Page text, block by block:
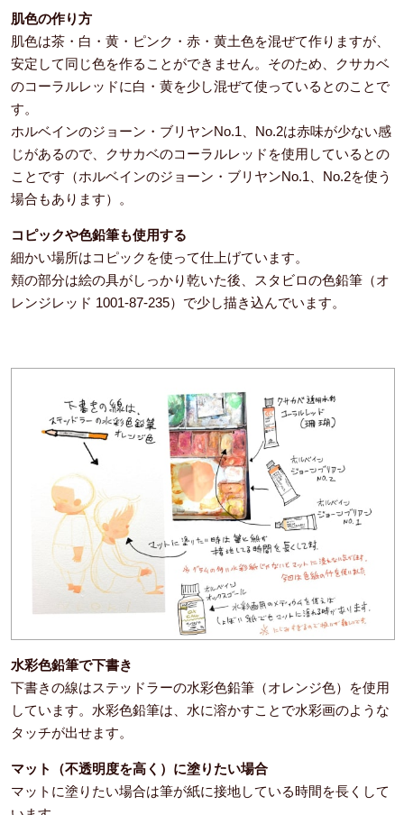
肌色の作り方
肌色は茶・白・黄・ピンク・赤・黄土色を混ぜて作りますが、
安定して同じ色を作ることができません。そのため、クサカベ
のコーラルレッドに白・黄を少し混ぜて使っているとのことで
す。
ホルベインのジョーン・ブリヤンNo.1、No.2は赤味が少ない感
じがあるので、クサカベのコーラルレッドを使用しているとの
ことです（ホルベインのジョーン・ブリヤンNo.1、No.2を使う
場合もあります）。
コピックや色鉛筆も使用する
細かい場所はコピックを使って仕上げています。
頬の部分は絵の具がしっかり乾いた後、スタビロの色鉛筆（オ
レンジレッド 1001-87-235）で少し描き込んでいます。
水彩色鉛筆で下書き
下書きの線はステッドラーの水彩色鉛筆（オレンジ色）を使用
しています。水彩色鉛筆は、水に溶かすことで水彩画のような
タッチが出せます。
マット（不透明度を高く）に塗りたい場合
マットに塗りたい場合は筆が紙に接地している時間を長くして